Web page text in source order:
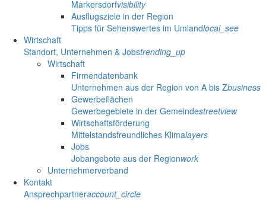
Markersdorfvisibility
Ausflugsziele in der Region
Tipps für Sehenswertes im Umlandlocal_see
Wirtschaft
Standort, Unternehmen & Jobstrending_up
Wirtschaft
Firmendatenbank
Unternehmen aus der Region von A bis Zbusiness
Gewerbeflächen
Gewerbegebiete in der Gemeindestreetview
Wirtschaftsförderung
Mittelstandsfreundliches Klimalayers
Jobs
Jobangebote aus der Regionwork
Unternehmerverband
Kontakt
Ansprechpartneraccount_circle